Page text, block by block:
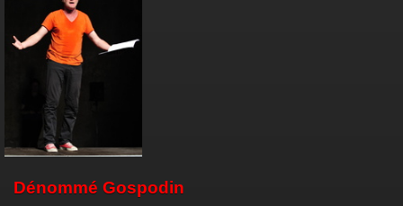
Dénommé Gospodin